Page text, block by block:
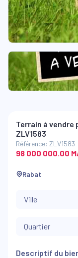
Terrain à vendre
ZLV1583
Référence: ZLV1583
98 000 000.00
Rabat
Ville
Quartier
Descriptif du